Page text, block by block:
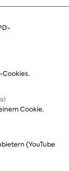
Cookies.
Cookie.
(YouTube